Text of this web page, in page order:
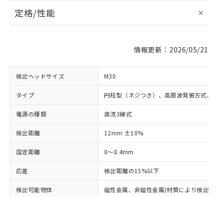
定格/性能
情報更新：2026/05/21
検出ヘッドサイズ M30
タイプ 円柱型（ネジつき）、高周波発振方式、
電源の種類 直流3線式
検出距離 12mm ±10%
設定距離 0～8.4mm
応差 検出距離の15%以下
検出可能物体 磁性金属、非磁性金属(材質により検出距